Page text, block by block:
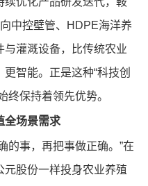
中控壁管、HDPE海洋养
灌溉设备，比传统农业
智能。正是这种“科技创
终保持着领先优势。
全场景需求
的事，再把事做正确。”在
股份一样投身农业养殖